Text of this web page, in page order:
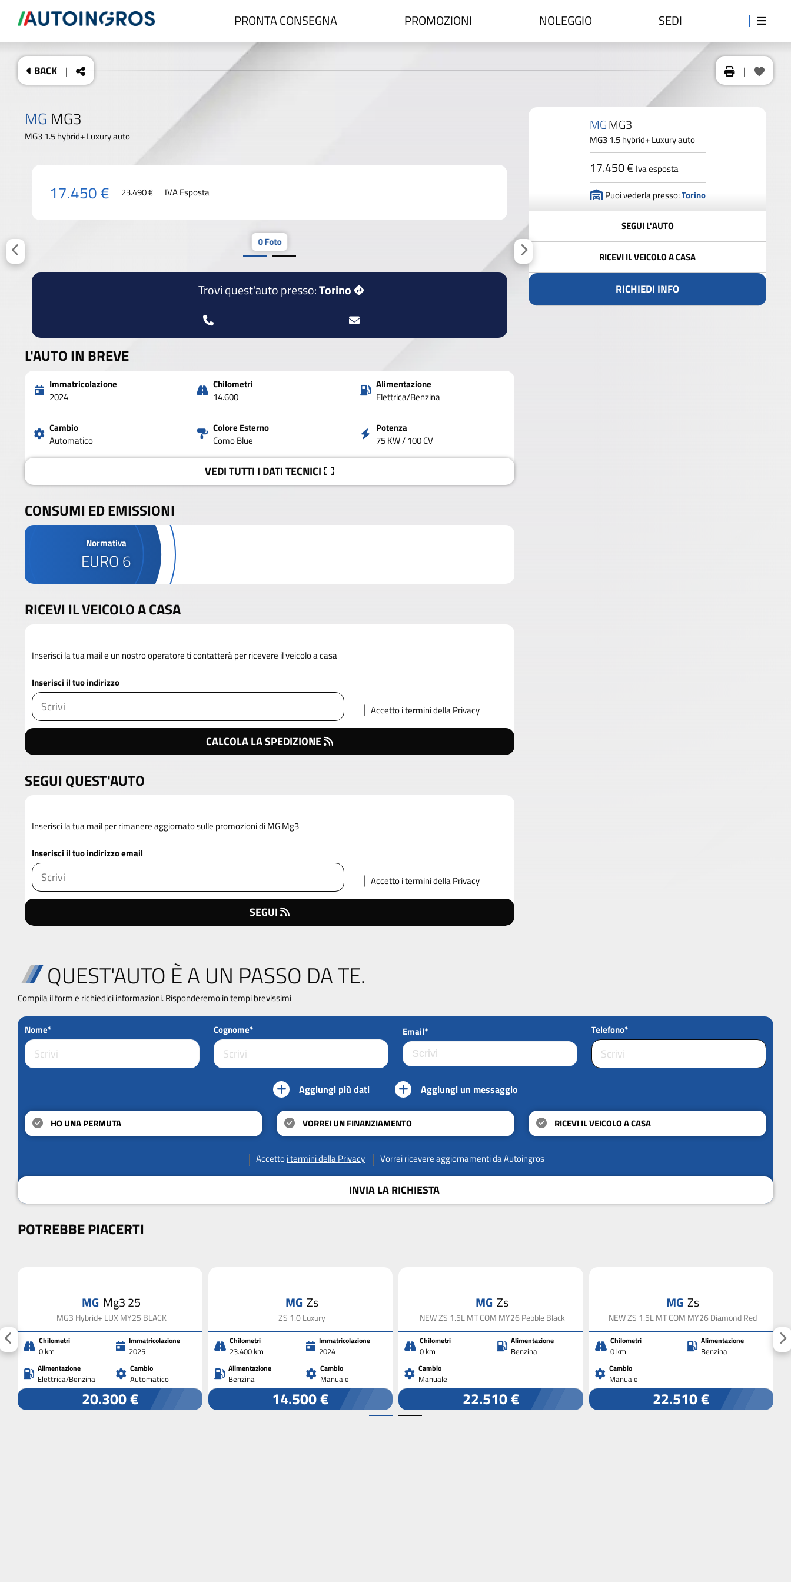
PRONTA CONSEGNA PROMOZIONI NOLEGGIO SEDI
BACK | |
MG MG3
MG3 1.5 hybrid+ Luxury auto
17.450 € 23.490 € IVA Esposta
0 Foto
Trovi quest'auto presso:Torino
L'AUTO IN BREVE
Immatricolazione
2024
Chilometri
14.600
Alimentazione
Elettrica/Benzina
Cambio
Automatico
Colore Esterno
Como Blue
Potenza
75 KW / 100 CV
VEDITUTTI I DATITECNICI
CONSUMI ED EMISSIONI
Normativa
EURO 6
RICEVI IL VEICOLO A CASA
Inserisci la tua mail e un nostro operatore ti contatterà per ricevere il veicolo a casa
Inserisci il tuo indirizzo
Accettoi termini della Privacy
CALCOLA LA SPEDIZIONE
SEGUI QUEST'AUTO
Inserisci la tua mail per rimanere aggiornato sulle promozioni di MG Mg3
Inserisci il tuo indirizzo email
Accettoi termini della Privacy
SEGUI
MGMG3
MG3 1.5 hybrid+ Luxury auto
17.450 € Iva esposta
Puoi vederla presso:Torino
SEGUI L'AUTO
RICEVI IL VEICOLO A CASA
RICHIEDI INFO
QUEST'AUTO È A UN PASSO DA TE.
Compila il form e richiedici informazioni. Risponderemo in tempi brevissimi
Nome* Cognome* Email* Telefono*
Aggiungi più dati Aggiungi un messaggio
HO UNA PERMUTA VORREI UN FINANZIAMENTO RICEVI IL VEICOLO A CASA
Accettoi termini della Privacy Vorrei ricevere aggiornamenti da Autoingros
INVIA LA RICHIESTA
POTREBBE PIACERTI
MG Mg3 25
MG3 Hybrid+ LUX MY25 BLACK
Chilometri
0 km
Immatricolazione
2025
Alimentazione
Elettrica/Benzina
Cambio
Automatico
20.300 €
MG Zs
ZS 1.0 Luxury
Chilometri
23.400 km
Immatricolazione
2024
Alimentazione
Benzina
Cambio
Manuale
14.500 €
MG Zs
NEW ZS 1.5L MT COM MY26 Pebble Black
Chilometri
0 km
Alimentazione
Benzina
Cambio
Manuale
22.510 €
MG Zs
NEW ZS 1.5L MT COM MY26 Diamond Red
Chilometri
0 km
Alimentazione
Benzina
Cambio
Manuale
22.510 €